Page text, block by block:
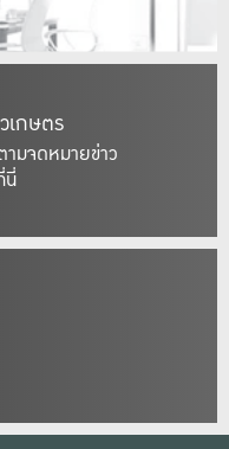
เกษตร
มจดหมายข่าว
นี่